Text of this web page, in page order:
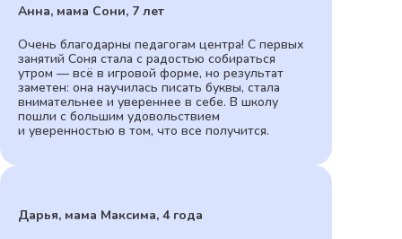
Анна, мама Сони, 7 лет
Очень благодарны педагогам центра! С первых
занятий Соня стала с радостью собираться
утром — всё в игровой форме, но результат
заметен: она научилась писать буквы, стала
внимательнее и увереннее в себе. В школу
пошли с большим удовольствием
и уверенностью в том, что все получится.
Дарья, мама Максима, 4 года